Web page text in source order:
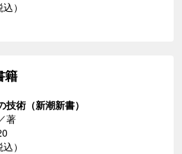
）
籍
技術（新潮新書）
著
）